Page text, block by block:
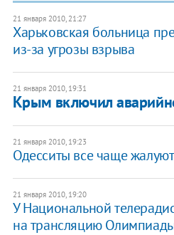
21 января 2010, 21:27
Харьковская больница
из-за угрозы взрыва
21 января 2010, 19:31
Крым включил
21 января 2010, 19:23
Одесситы все чаще
21 января 2010, 19:20
У Национальной
на трансляцию